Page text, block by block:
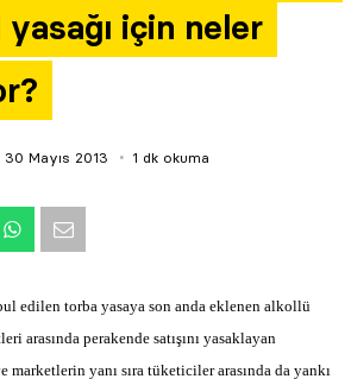
için neler
30 Mayıs 2013 1 dk okuma
edilen torba yasaya son anda eklenen alkollü
arasında perakende satışını yasaklayan
marketlerin yanı sıra tüketiciler arasında da yankı